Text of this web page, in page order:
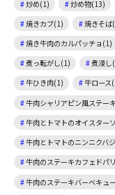
炒め(1) 炒め物(13)
焼きカブ(1)
焼きそば
焼き牛肉のカルパッチョ(1)
煮っ転がし(1)
煮浸し
牛ひき肉(1)
牛ロース
牛肉シャリアピン風ステー
牛肉とトマトのオイスター
牛肉とトマトのニンニクバ
牛肉のステーキカフェドパ
牛肉のステーキバーベキュ